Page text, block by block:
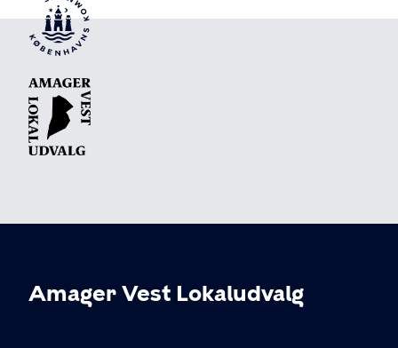
Amager Vest Lokaludvalg